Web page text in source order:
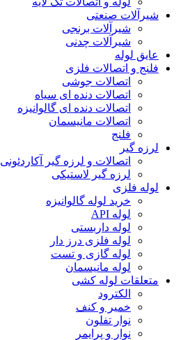
شیرآلات صنعتی
شیرآلات برنجی
شیرآلات چدنی
عایق لوله
فلنج و اتصالات فلزی
اتصالات جوشی
اتصالات دنده ای سیاه
اتصالات دنده ای گالوانیزه
اتصالات مانیسمان
فلنج
لرزه گیر
اتصالات و لرزه گیر آکاردئونی
لرزه گیر لاستیکی
لوله فلزی
خرید لوله گالوانیزه
لوله API
لوله داربستی
لوله فلزی درز دار
لوله گازی و تست
لوله مانیسمان
متعلقات لوله کشی
الکترود
خمیر و کنف
نوار تفلون
نوار و پرایمر